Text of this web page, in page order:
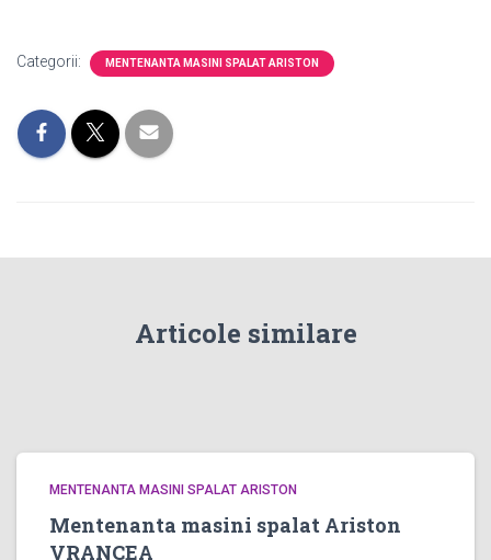
Categorii: MENTENANTA MASINI SPALAT ARISTON
Articole similare
MENTENANTA MASINI SPALAT ARISTON
Mentenanta masini spalat Ariston
VRANCEA